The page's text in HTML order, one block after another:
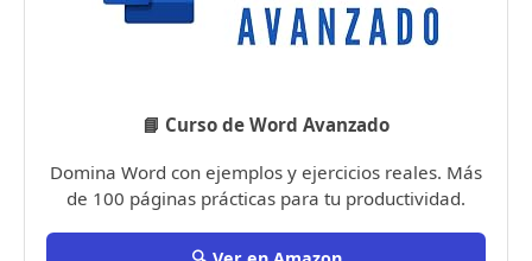
📘 Curso de Word Avanzado
Domina Word con ejemplos y ejercicios reales. Más
de 100 páginas prácticas para tu productividad.